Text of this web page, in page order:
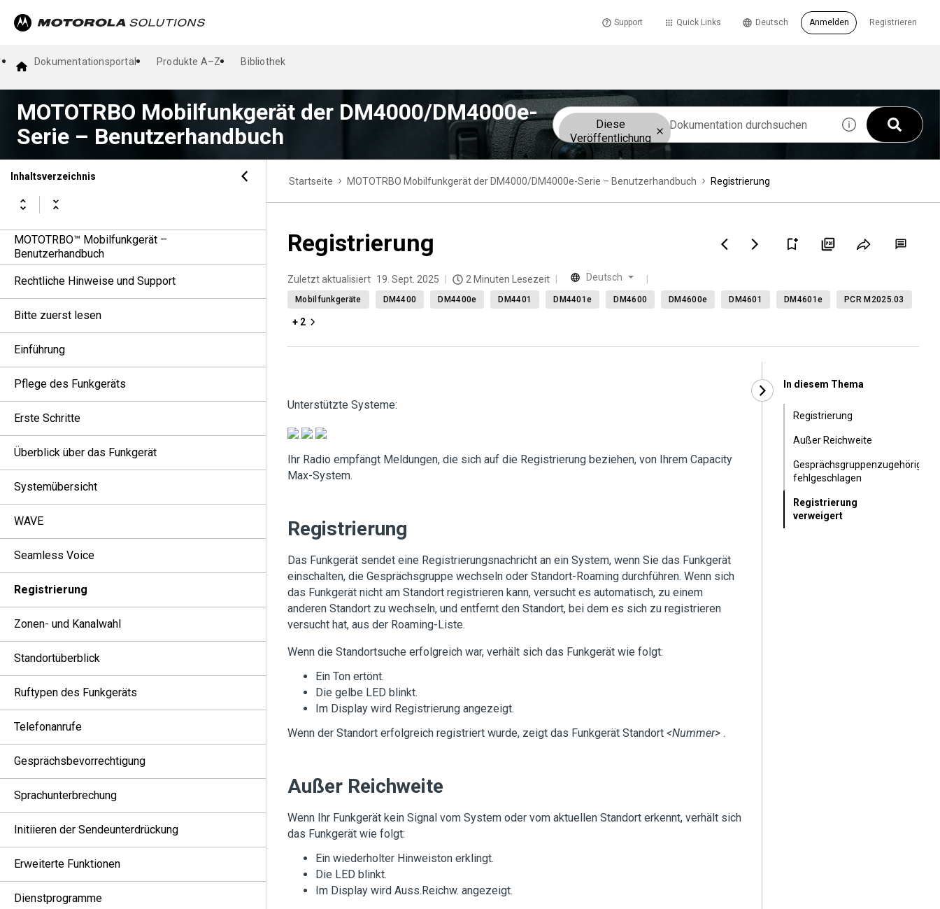
Support Quick Links Registrieren
Deutsch Anmelden
Dokumentationsportal Produkte A–Z Bibliothek
MOTOTRBO Mobilfunkgerät der DM4000/DM4000e-
Serie – Benutzerhandbuch
Diese
Veröffentlichung
Inhaltsverzeichnis
MOTOTRBO™ Mobilfunkgerät –
Benutzerhandbuch
Rechtliche Hinweise und Support
Bitte zuerst lesen
Einführung
Pflege des Funkgeräts
Erste Schritte
Überblick über das Funkgerät
Systemübersicht
WAVE
Seamless Voice
Registrierung
Zonen- und Kanalwahl
Standortüberblick
Ruftypen des Funkgeräts
Telefonanrufe
Gesprächsbevorrechtigung
Sprachunterbrechung
Initiieren der Sendeunterdrückung
Erweiterte Funktionen
Dienstprogramme
Startseite MOTOTRBO Mobilfunkgerät der DM4000/DM4000e-Serie – Benutzerhandbuch Registrierung
Registrierung
Zuletzt aktualisiert 19. Sept. 2025 2 Minuten Lesezeit Deutsch
Mobilfunkgeräte DM4400 DM4400e DM4401 DM4401e DM4600 DM4600e DM4601 DM4601e PCR M2025.03
+ 2
Unterstützte Systeme:
Ihr Radio empfängt Meldungen, die sich auf die Registrierung beziehen, von Ihrem Capacity
Max-System.
Registrierung
Das Funkgerät sendet eine Registrierungsnachricht an ein System, wenn Sie das Funkgerät
einschalten, die Gesprächsgruppe wechseln oder Standort-Roaming durchführen. Wenn sich
das Funkgerät nicht am Standort registrieren kann, versucht es automatisch, zu einem
anderen Standort zu wechseln, und entfernt den Standort, bei dem es sich zu registrieren
versucht hat, aus der Roaming-Liste.
Wenn die Standortsuche erfolgreich war, verhält sich das Funkgerät wie folgt:
Ein Ton ertönt.
Die gelbe LED blinkt.
Im Display wird Registrierung angezeigt.
Wenn der Standort erfolgreich registriert wurde, zeigt das Funkgerät Standort <Nummer> .
Außer Reichweite
Wenn Ihr Funkgerät kein Signal vom System oder vom aktuellen Standort erkennt, verhält sich
das Funkgerät wie folgt:
Ein wiederholter Hinweiston erklingt.
Die LED blinkt.
Im Display wird Auss.Reichw. angezeigt.
In diesem Thema
Registrierung
Außer Reichweite
Gesprächsgruppenzugehörigkeit
fehlgeschlagen
Registrierung
verweigert